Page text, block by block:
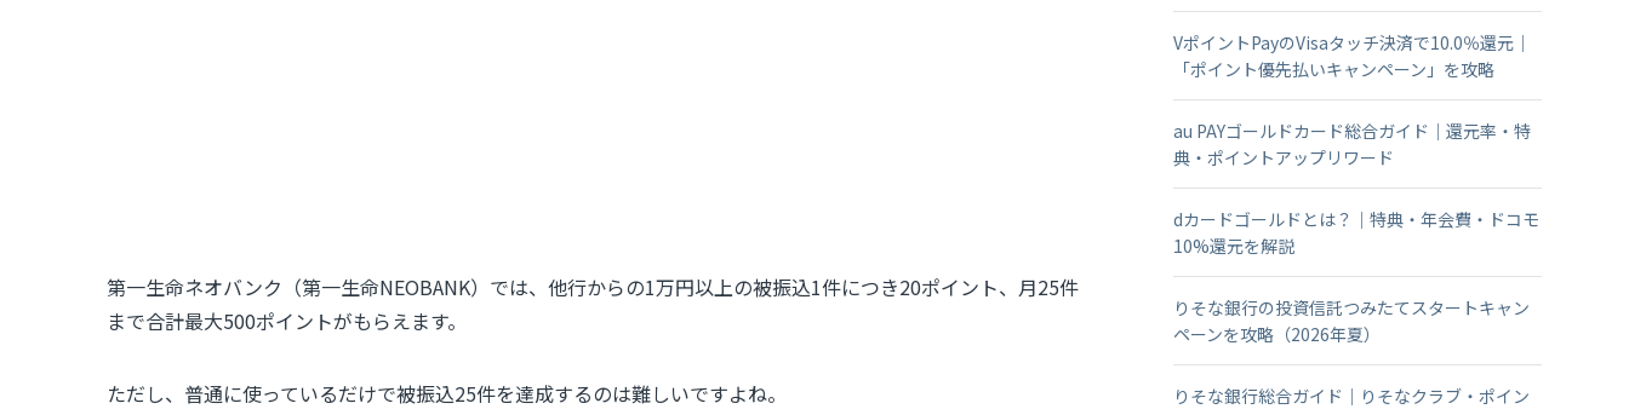
第一生命ネオバンク（第一生命NEOBANK）では、他行からの1万円以上の被振込1件につき20ポイント、月25件
まで合計最大500ポイントがもらえます。
ただし、普通に使っているだけで被振込25件を達成するのは難しいですよね。
VポイントPayのVisaタッチ決済で10.0％還元｜
「ポイント優先払いキャンペーン」を攻略
au PAYゴールドカード総合ガイド｜還元率・特
典・ポイントアップリワード
dカードゴールドとは？｜特典・年会費・ドコモ
10%還元を解説
りそな銀行の投資信託つみたてスタートキャン
ペーンを攻略（2026年夏）
りそな銀行総合ガイド｜りそなクラブ・ポイン